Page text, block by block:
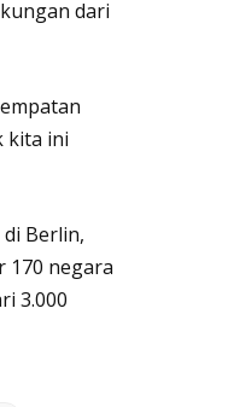
dari
kita ini
di Berlin,
170 negara
3.000